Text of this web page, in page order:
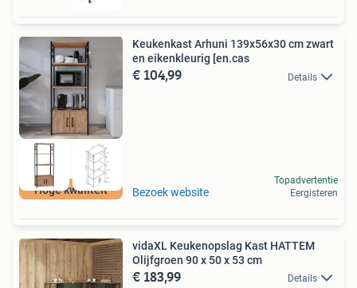
Hoge kwaliteit
Keukenkast Arhuni 139x56x30 cm zwart
en eikenkleurig [en.cas
€ 104,99 Details
Bezoek website
Topadvertentie
Eergisteren
vidaXL Keukenopslag Kast HATTEM
Olijfgroen 90 x 50 x 53 cm
€ 183,99 Details